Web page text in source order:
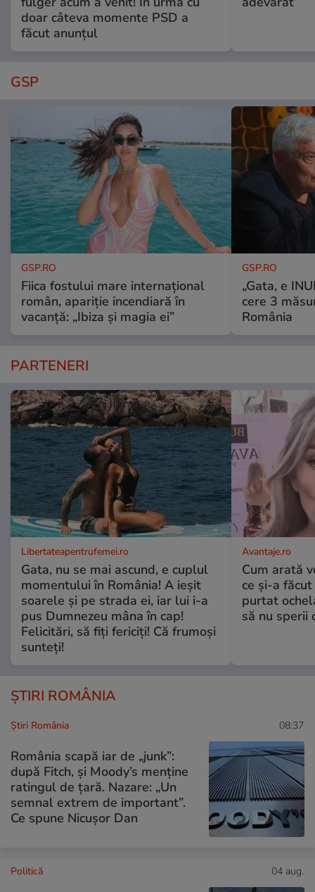
doar câteva momente PSD a
făcut anunțul
GSP
GSP.RO
Fiica fostului mare internațional
român, apariție incendiară în
vacanță: „Ibiza și magia ei”
GSP.RO
„Gata, e
cere 3
România
PARTENERI
Libertateapentrufemei.ro
Gata, nu se mai ascund, e cuplul
momentului în România! A ieșit
soarele și pe strada ei, iar lui i-a
pus Dumnezeu mâna în cap!
Felicitări, să fiți fericiți! Că frumoși
sunteți!
Avantaje.ro
Cum arată
ce și-a
purtat
să nu sperii
ȘTIRI ROMÂNIA
Știri România 08:37
România scapă iar de „junk”:
după Fitch, și Moody’s menține
ratingul de țară. Nazare: „Un
semnal extrem de important”.
Ce spune Nicușor Dan
Politică 04 aug.